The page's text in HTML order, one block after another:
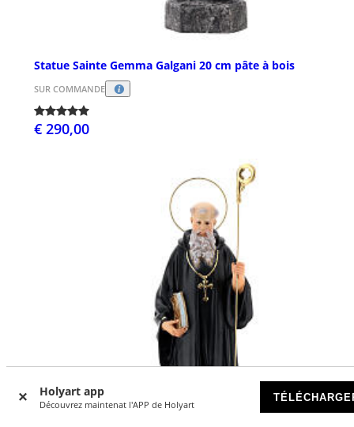
Holyart app
Découvrez maintenat l'APP de Holyart
Statue Sainte Gemma Galgani 20 cm pâte à bois
SUR COMMANDE
€ 290,00